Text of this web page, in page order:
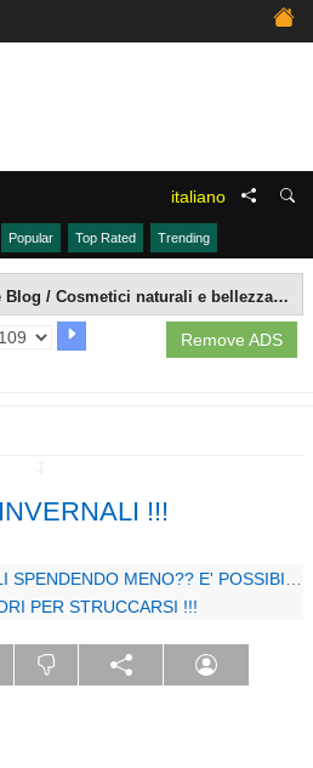
italiano
Popular Top Rated Trending
/ Cosmetici naturali e bellezza fai da te
Remove ADS
!!!
MENO?? E' POSSIBILE !!!
PER STRUCCARSI !!!